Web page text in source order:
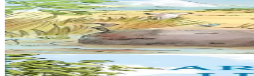
Loup gris part à l'aventure
Aujourd’hui, Loup gris s’ennuie. « Chasser sur ce territoire,
En stock13,50 €
5 ans et plus
Sav-heol